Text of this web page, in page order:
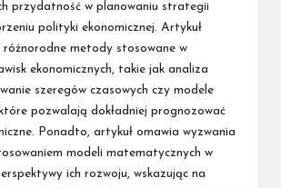
przydatność w planowaniu strategii
polityki ekonomicznej. Artykuł
metody stosowane w
ekonomicznych, takie jak analiza
szeregów czasowych czy modele
pozwalają dokładniej prognozować
Ponadto, artykuł omawia wyzwania
modeli matematycznych w
ich rozwoju, wskazując na